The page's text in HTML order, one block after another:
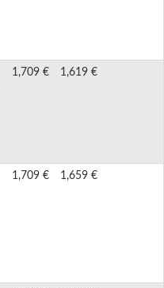
1,709 € 1,619 €
1,709 € 1,659 €